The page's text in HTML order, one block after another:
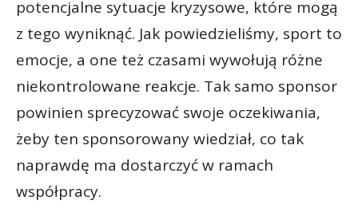
potencjalne sytuacje kryzysowe, które mogą
z tego wyniknąć. Jak powiedzieliśmy, sport to
emocje, a one też czasami wywołują różne
niekontrolowane reakcje. Tak samo sponsor
powinien sprecyzować swoje oczekiwania,
żeby ten sponsorowany wiedział, co tak
naprawdę ma dostarczyć w ramach
współpracy.